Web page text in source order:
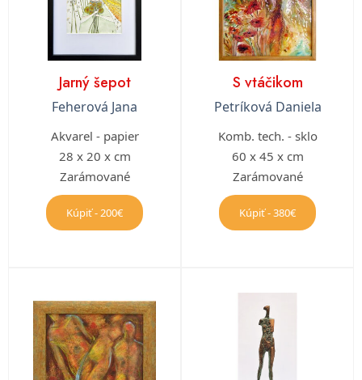
Jarný šepot
Feherová Jana
Akvarel - papier
28 x 20 x cm
Zarámované
Kúpiť - 200€
S vtáčikom
Petríková Daniela
Komb. tech. - sklo
60 x 45 x cm
Zarámované
Kúpiť - 380€